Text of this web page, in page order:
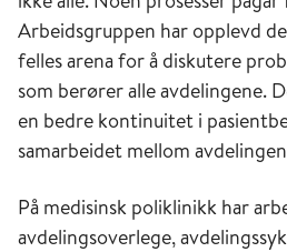
Arbeidsgruppen har opplevd
felles arena for å diskutere
som berører alle avdelingene.
en bedre kontinuitet i
samarbeidet mellom
På medisinsk poliklinikk har
avdelingsoverlege,